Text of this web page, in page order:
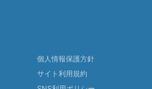
個人情報保護方針
サイト利用規約